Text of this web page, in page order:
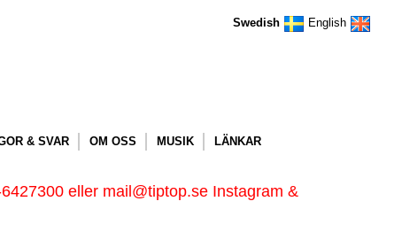
Swedish English
& SVAR OM OSS MUSIK LÄNKAR
eller mail@tiptop.se Instagram &